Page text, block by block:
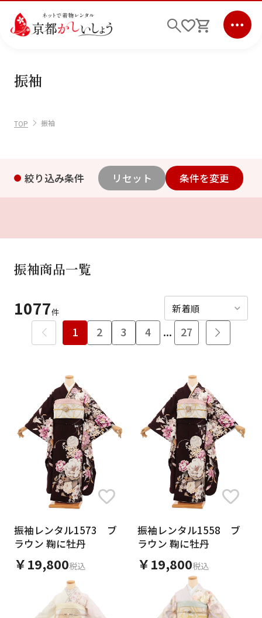
ご利用ガイド
レンタルの流れ
閲覧履歴
検索
ご利用日 ご利用日を選択してください
日 月 火 水 木 金 土
2 3 8
9 10 11 14
15
17 18 20 21
22
23
24 28
29
30
31
6
13
14
27
現在選択しているご利用日
日付をリセット
ご利用される方 ご利用される対象の方を選択してください
振袖
TOP 振袖
絞り込み条件 リセット 条件を変更
振袖商品一覧
1077件
1 2 3 4 ... 27
振袖レンタル1573 ブ
ラウン 鞠に牡丹
￥19,800税込
振袖レンタル1558 ブ
ラウン 鞠に牡丹
￥19,800税込